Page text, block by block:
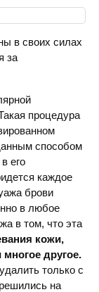
в своих силах
за
процедура
способом
его
каждое
брови
в любое
в том, что эта
кожи,
другое.
только с
на